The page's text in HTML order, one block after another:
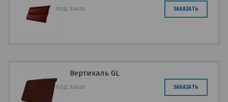
под заказ ЗАКАЗАТЬ
Вертикаль GL
под заказ ЗАКАЗАТЬ